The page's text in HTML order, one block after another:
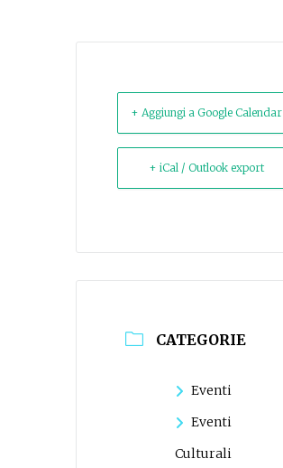
+ Aggiungi a Google Calendar
+ iCal / Outlook export
CATEGORIE
Eventi
Eventi
Culturali